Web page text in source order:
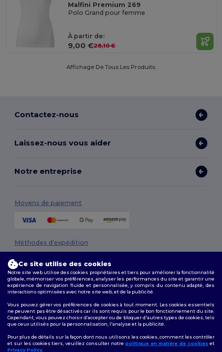
Malfini Premium 269
Polo Grand pour femme
À partir de:
9,00 €28,10 €
Affichage De Tous Les Produits.
Contactez-nous
Laissez-nous vous aider
Notre entreprise
Moyens de paiement
Méthodes d'expédition
Suivez-nous
Ce site utilise des cookies
Notre site web utilise des cookies propriétaires et tiers pour améliorer la fonctionnalité
globale, mémoriser vos préférences, analyser les performances du site et garantir une
expérience de navigation fluide et personnalisée, y compris du contenu adapté, des
interactions optimisées avec notre site web, et de la publicité.
Vous pouvez gérer vos préférences de cookies à tout moment. Les cookies essentiels
ne peuvent pas être désactivés car ils sont requis pour le bon fonctionnement du site.
Cependant, vous pouvez choisir d’accepter ou de bloquer d'autres types de cookies, tels
que ceux utilisés pour la personnalisation, l'analyse et la publicité.
Pour plus de détails sur la façon dont nous utilisons les cookies, comment les contrôler
et sur les cookies tiers, veuillez consulter notre politique en matière de cookies et
Privacy Policy.